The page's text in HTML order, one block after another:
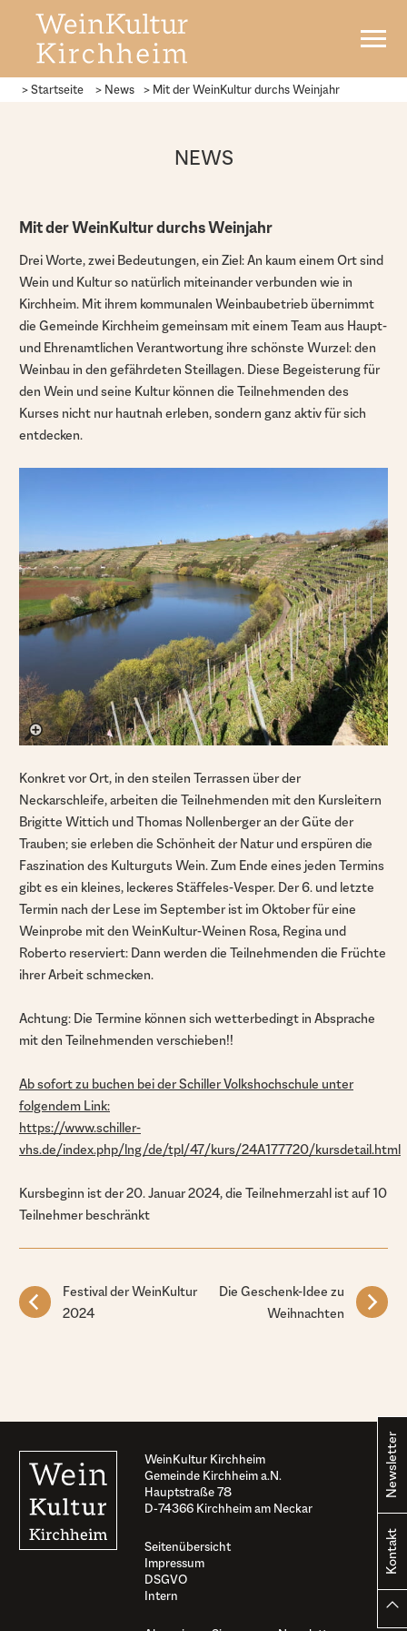
> Startseite > News > Mit der WeinKultur durchs Weinjahr
NEWS
Mit der WeinKultur durchs Weinjahr
Drei Worte, zwei Bedeutungen, ein Ziel: An kaum einem Ort sind
Wein und Kultur so natürlich miteinander verbunden wie in
Kirchheim. Mit ihrem kommunalen Weinbaubetrieb übernimmt
die Gemeinde Kirchheim gemeinsam mit einem Team aus Haupt-
und Ehrenamtlichen Verantwortung ihre schönste Wurzel: den
Weinbau in den gefährdeten Steillagen. Diese Begeisterung für
den Wein und seine Kultur können die Teilnehmenden des
Kurses nicht nur hautnah erleben, sondern ganz aktiv für sich
entdecken.
Konkret vor Ort, in den steilen Terrassen über der
Neckarschleife, arbeiten die Teilnehmenden mit den Kursleitern
Brigitte Wittich und Thomas Nollenberger an der Güte der
Trauben; sie erleben die Schönheit der Natur und erspüren die
Faszination des Kulturguts Wein. Zum Ende eines jeden Termins
gibt es ein kleines, leckeres Stäffeles-Vesper. Der 6. und letzte
Termin nach der Lese im September ist im Oktober für eine
Weinprobe mit den WeinKultur-Weinen Rosa, Regina und
Roberto reserviert: Dann werden die Teilnehmenden die Früchte
ihrer Arbeit schmecken.
Achtung: Die Termine können sich wetterbedingt in Absprache
mit den Teilnehmenden verschieben!!
Ab sofort zu buchen bei der Schiller Volkshochschule unter
folgendem Link:
https://www.schiller-
vhs.de/index.php/lng/de/tpl/47/kurs/24A177720/kursdetail.html
Kursbeginn ist der 20. Januar 2024, die Teilnehmerzahl ist auf 10
Teilnehmer beschränkt
Festival der WeinKultur
2024
Die Geschenk-Idee zu
Weihnachten
WeinKultur Kirchheim
Gemeinde Kirchheim a.N.
Hauptstraße 78
D-74366 Kirchheim am Neckar
Seitenübersicht
Impressum
DSGVO
Intern
Newsletter
Kontakt